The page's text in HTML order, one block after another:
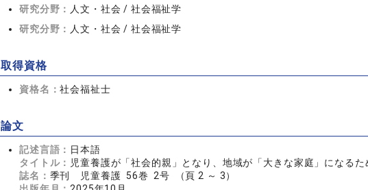
研究分野： 人文・社会 / 社会福祉学
研究分野： 人文・社会 / 社会福祉学
取得資格
資格名：社会福祉士
論文
記述言語： 日本語
タイトル： 児童養護が「社会的親」となり、地域が「大きな家庭」になるた
誌名： 季刊 児童養護 56巻 2号 （頁 2 ～ 3）